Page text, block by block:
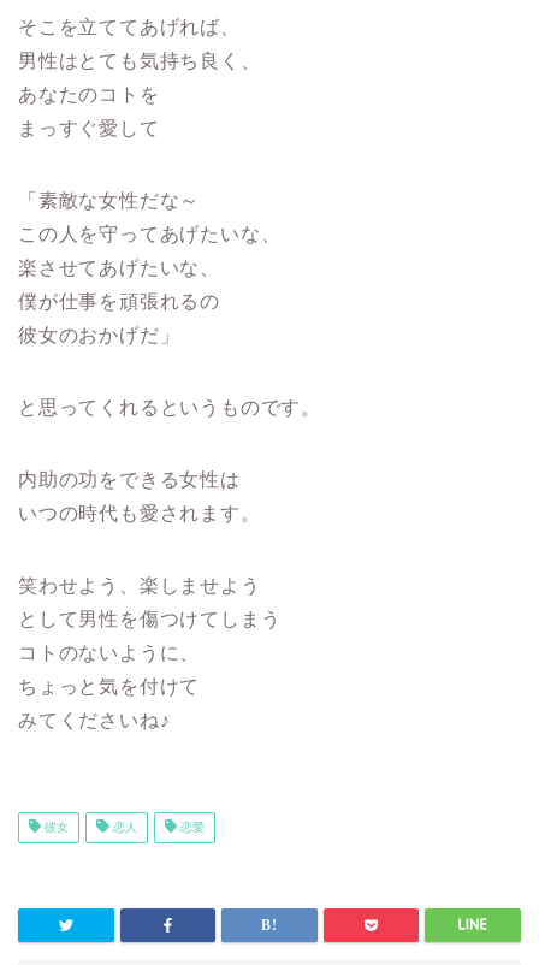
そこを立ててあげれば、
男性はとても気持ち良く、
あなたのコトを
まっすぐ愛して
「素敵な女性だな～
この人を守ってあげたいな、
楽させてあげたいな、
僕が仕事を頑張れるの
彼女のおかげだ」
と思ってくれるというものです。
内助の功をできる女性は
いつの時代も愛されます。
笑わせよう、楽しませよう
として男性を傷つけてしまう
コトのないように、
ちょっと気を付けて
みてくださいね♪
彼女 恋人 恋愛